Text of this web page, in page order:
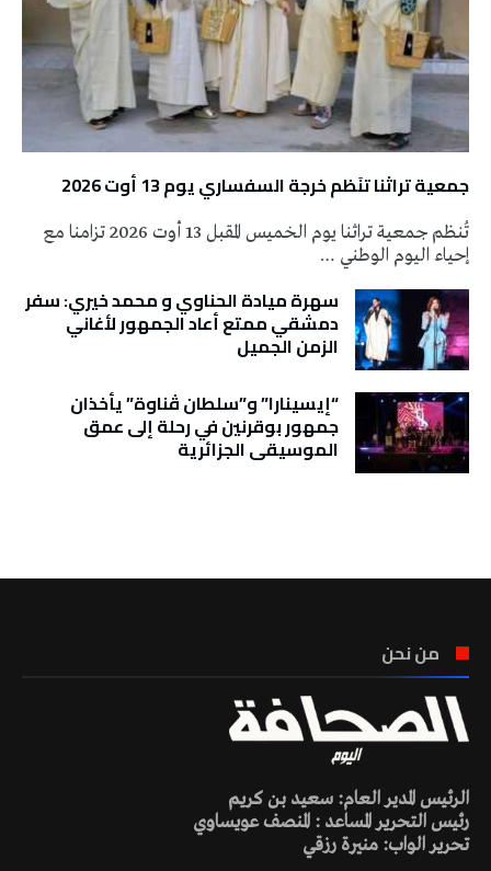
جمعية تراثنا تنَظم خرجة السفساري يوم 13 أوت 2026
تُنظم جمعية تراثنا يوم الخميس المقبل 13 أوت 2026 تزامنا مع
إحياء اليوم الوطني …
سهرة ميادة الحناوي و محمد خيري: سفر
دمشقي ممتع أعاد الجمهور لأغاني
الزمن الجميل
“إيسينارا” و”سلطان ڤناوة” يأخذان
جمهور بوقرنين في رحلة إلى عمق
الموسيقى الجزائرية
من نحن
الرئيس المدير العام: سعيد بن كريم
رئيس التحرير المساعد : المنصف عويساوي
تحرير الواب: منيرة رزقي